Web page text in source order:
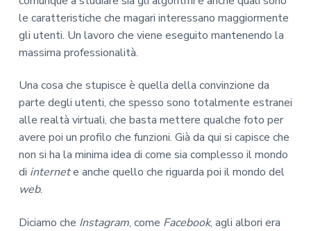
le caratteristiche che magari interessano maggiormente
gli utenti. Un lavoro che viene eseguito mantenendo la
massima professionalità.
Una cosa che stupisce è quella della convinzione da
parte degli utenti, che spesso sono totalmente estranei
alle realtà virtuali, che basta mettere qualche foto per
avere poi un profilo che funzioni. Già da qui si capisce che
non si ha la minima idea di come sia complesso il mondo
di internete anche quello che riguarda poi il mondo del
web.
Diciamo che Instagram, come Facebook, agli albori era